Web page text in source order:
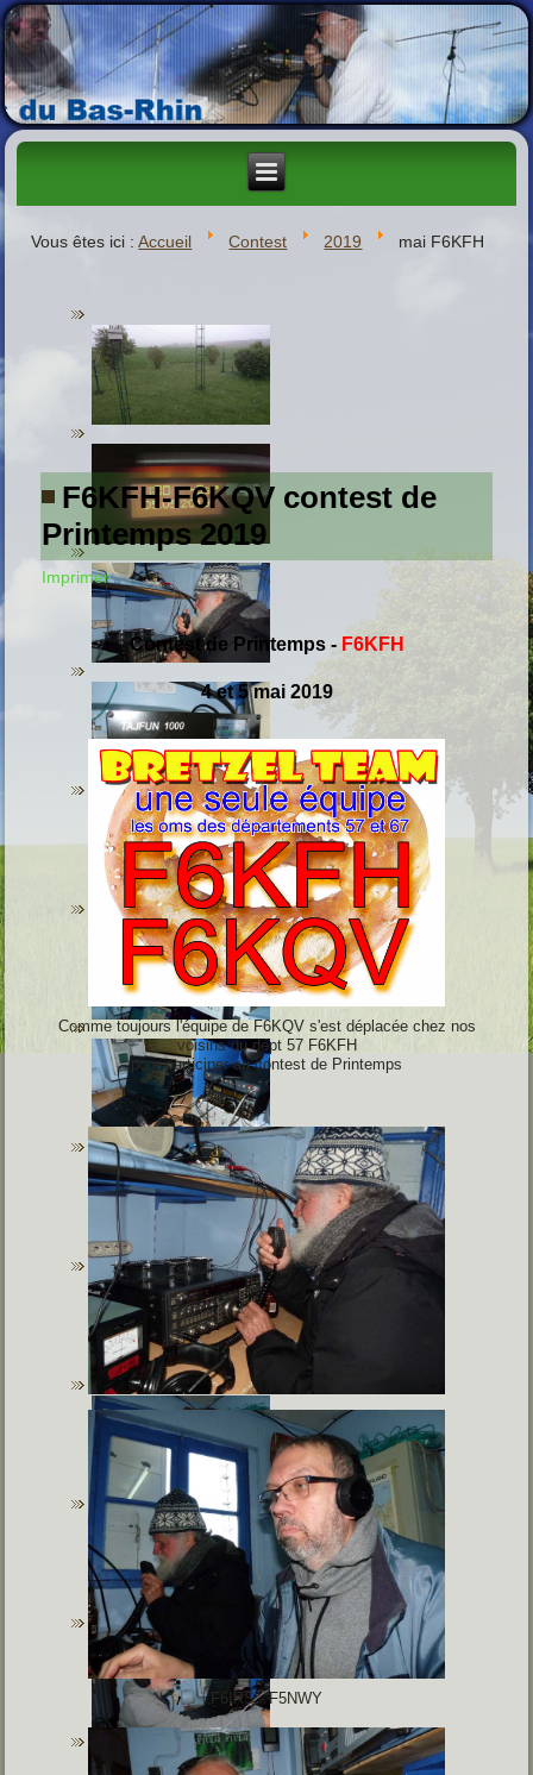
Vous êtes ici :Accueil Contest 2019 mai F6KFH
F6KFH-F6KQV contest de
Printemps 2019
Imprimer
Contest de Printemps -F6KFH
4 et 5 mai 2019
Comme toujours l'équipe de F6KQV s'est déplacée chez nos
voisins du dépt 57 F6KFH
pour participer au contest de Printemps
F6IRS - F5NWY